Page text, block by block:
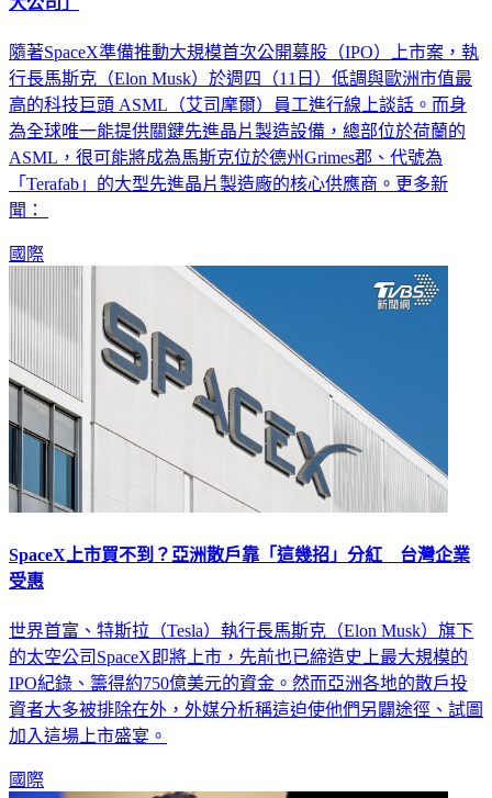
隨著SpaceX準備推動大規模首次公開募股（IPO）上市案，執
行長馬斯克（Elon Musk）於週四（11日）低調與歐洲市值最
高的科技巨頭 ASML（艾司摩爾）員工進行線上談話。而身
為全球唯一能提供關鍵先進晶片製造設備，總部位於荷蘭的
ASML，很可能將成為馬斯克位於德州Grimes郡、代號為
「Terafab」的大型先進晶片製造廠的核心供應商。更多新
聞：
國際
SpaceX上市買不到？亞洲散戶靠「這幾招」分紅 台灣企業
受惠
世界首富、特斯拉（Tesla）執行長馬斯克（Elon Musk）旗下
的太空公司SpaceX即將上市，先前也已締造史上最大規模的
IPO紀錄、籌得約750億美元的資金。然而亞洲各地的散戶投
資者大多被排除在外，外媒分析稱這迫使他們另闢途徑、試圖
加入這場上市盛宴。
國際